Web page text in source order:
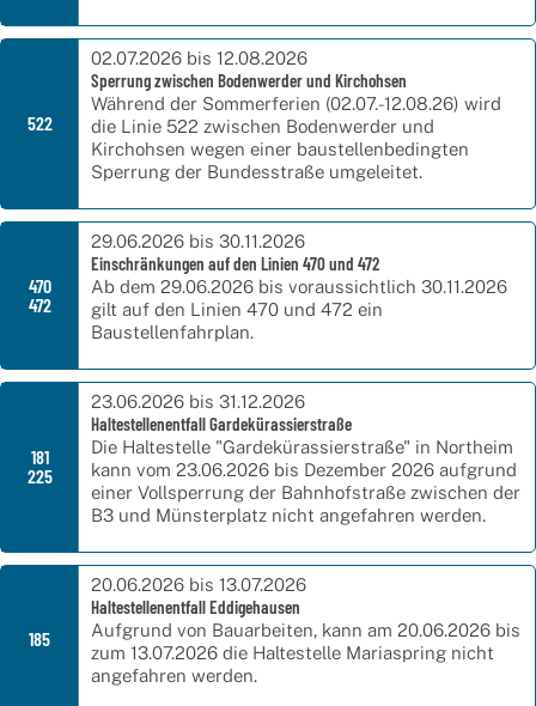
522
02.07.2026 bis 12.08.2026
Sperrung zwischen Bodenwerder und Kirchohsen
Während der Sommerferien (02.07.-12.08.26) wird
die Linie 522 zwischen Bodenwerder und
Kirchohsen wegen einer baustellenbedingten
Sperrung der Bundesstraße umgeleitet.
470
472
29.06.2026 bis 30.11.2026
Einschränkungen auf den Linien 470 und 472
Ab dem 29.06.2026 bis voraussichtlich 30.11.2026
gilt auf den Linien 470 und 472 ein
Baustellenfahrplan.
181
225
23.06.2026 bis 31.12.2026
Haltestellenentfall Gardekürassierstraße
Die Haltestelle "Gardekürassierstraße" in Northeim
kann vom 23.06.2026 bis Dezember 2026 aufgrund
einer Vollsperrung der Bahnhofstraße zwischen der
B3 und Münsterplatz nicht angefahren werden.
185
20.06.2026 bis 13.07.2026
Haltestellenentfall Eddigehausen
Aufgrund von Bauarbeiten, kann am 20.06.2026 bis
zum 13.07.2026 die Haltestelle Mariaspring nicht
angefahren werden.